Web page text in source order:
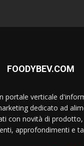
FOODYBEV.COM
portale verticale
dedicato ad
con novità di prodotto,
approfondimenti e